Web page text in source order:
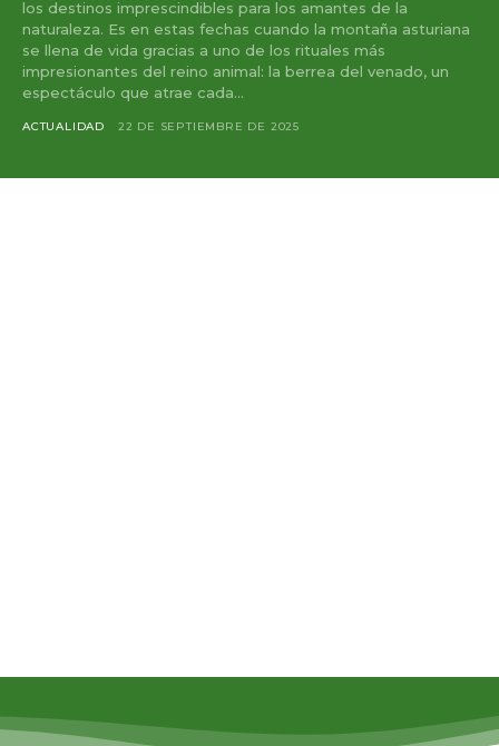
los destinos imprescindibles para los amantes de la
naturaleza. Es en estas fechas cuando la montaña asturiana
se llena de vida gracias a uno de los rituales más
impresionantes del reino animal: la berrea del venado, un
espectáculo que atrae cada...
ACTUALIDAD 22 DE SEPTIEMBRE DE 2025